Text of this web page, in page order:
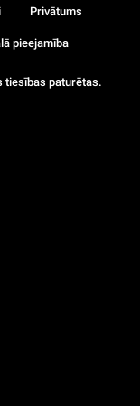
tiesības paturētas.
Privātums
pieejamība